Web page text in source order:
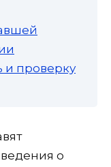
и проверку
о